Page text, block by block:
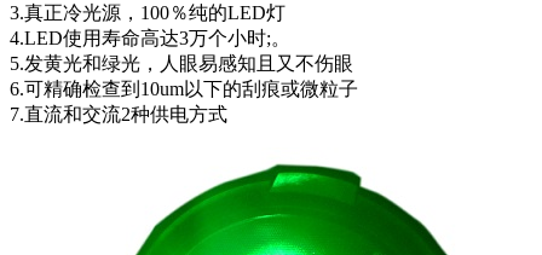
3.真正冷光源，100％纯的LED灯
4.LED使用寿命高达3万个小时;。
5.发黄光和绿光，人眼易感知且又不伤眼
6.可精确检查到10um以下的刮痕或微粒子
7.直流和交流2种供电方式